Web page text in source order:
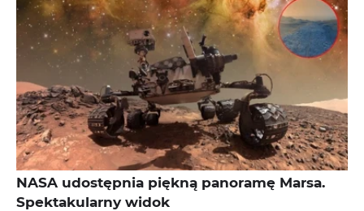
NASA udostępnia piękną panoramę Marsa.
Spektakularny widok